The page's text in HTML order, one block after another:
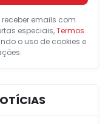
emails com
especiais,Termos
o uso de cookies e